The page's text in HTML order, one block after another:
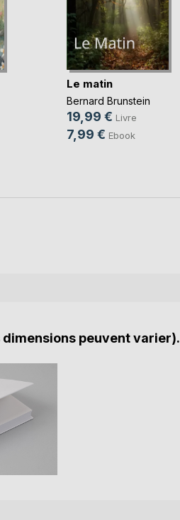
Le matin
Bernard Brunstein
19,99 € Livre
7,99 € Ebook
peuvent varier).